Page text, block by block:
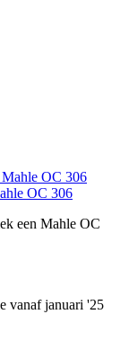
OC 306
een Mahle OC
vanaf januari '25